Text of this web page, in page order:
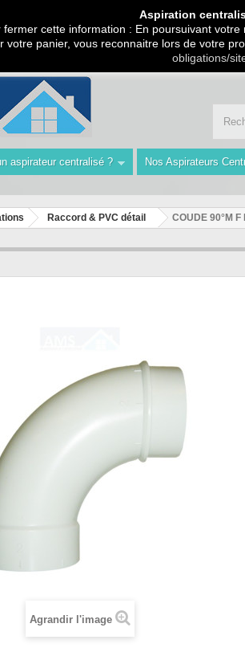
Aspiration
fermer cette information : En poursuivant
votre panier, vous reconnaitre lors de votre
obligations/
CADEAU SURPRISE A
: 04 42 40 47 93 | Technicien 06 59 48 32 38
aspirateur centralisé ? Nos Aspirateurs
Raccord & PVC détail COUDE 90°M
Agrandir l'image